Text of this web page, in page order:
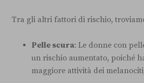
Tra gli altri fattori di rischio,
Pelle scura: Le donne con
un rischio aumentato, poiché
maggiore attività dei